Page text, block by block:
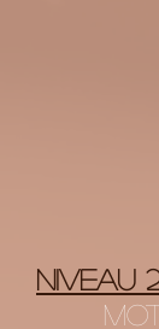
Niveau